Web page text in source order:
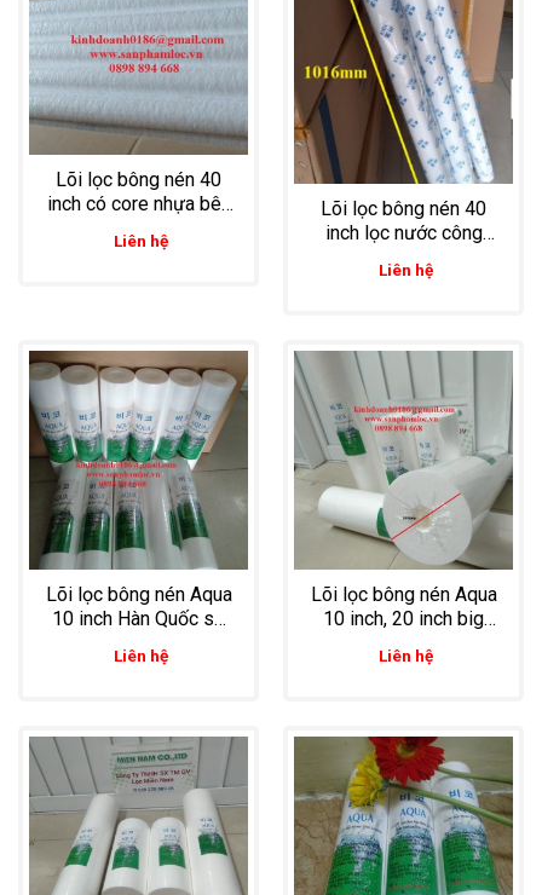
Lõi lọc bông nén 40
inch có core nhựa bên
trong, gia cố 2 đầu
chuyên dùng lọc chất
Liên hệ
Lõi lọc bông nén 40
inch lọc nước công
nghiệp
Liên hệ
Lõi lọc bông nén Aqua
10 inch Hàn Quốc sử
dụng hệ thống lọc
nước sinh hoạt, nước
Liên hệ
Lõi lọc bông nén Aqua
10 inch, 20 inch big
blue chuyên dùng nước
cấp dân dụng, nước
Liên hệ